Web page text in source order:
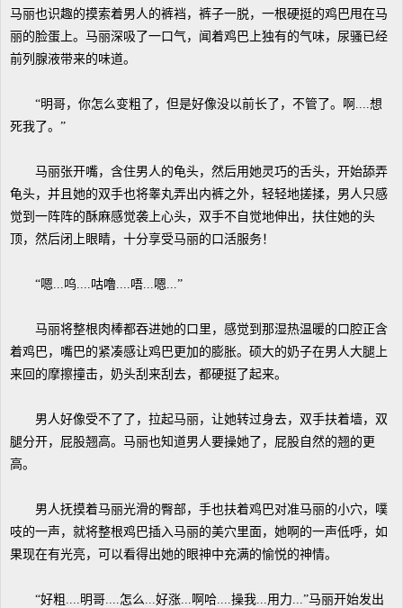
马丽也识趣的摸索着男人的裤裆，裤子一脱，一根硬挺的鸡巴甩在马
丽的脸蛋上。马丽深吸了一口气，闻着鸡巴上独有的气味，尿骚已经
前列腺液带来的味道。
“明哥，你怎么变粗了，但是好像没以前长了，不管了。啊....想
死我了。”
马丽张开嘴，含住男人的龟头，然后用她灵巧的舌头，开始舔弄
龟头，并且她的双手也将睾丸弄出内裤之外，轻轻地搓揉，男人只感
觉到一阵阵的酥麻感觉袭上心头，双手不自觉地伸出，扶住她的头
顶，然后闭上眼睛，十分享受马丽的口活服务！
“嗯...呜....咕噜....唔...嗯...”
马丽将整根肉棒都吞进她的口里，感觉到那湿热温暖的口腔正含
着鸡巴，嘴巴的紧凑感让鸡巴更加的膨胀。硕大的奶子在男人大腿上
来回的摩擦撞击，奶头刮来刮去，都硬挺了起来。
男人好像受不了了，拉起马丽，让她转过身去，双手扶着墙，双
腿分开，屁股翘高。马丽也知道男人要操她了，屁股自然的翘的更
高。
男人抚摸着马丽光滑的臀部，手也扶着鸡巴对准马丽的小穴，噗
吱的一声，就将整根鸡巴插入马丽的美穴里面，她啊的一声低呼，如
果现在有光亮，可以看得出她的眼神中充满的愉悦的神情。
“好粗....明哥....怎么...好涨...啊哈....操我...用力...”马丽开始发出